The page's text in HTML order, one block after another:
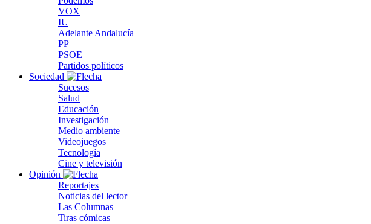
VOX
IU
Adelante Andalucía
PP
PSOE
Partidos políticos
Sociedad
Sucesos
Salud
Educación
Investigación
Medio ambiente
Videojuegos
Tecnología
Cine y televisión
Opinión
Reportajes
Noticias del lector
Las Columnas
Tiras cómicas